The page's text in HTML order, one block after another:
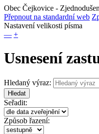
Obec Čejkovice -
Přepnout na standardní web
Nastavení velikosti písma
— +
Usnesení
Hledaný výraz:
Hledat
Seřadit:
Způsob řazení: